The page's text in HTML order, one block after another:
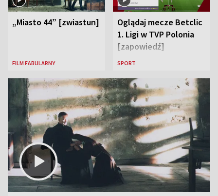
„Miasto 44” [zwiastun]
FILM FABULARNY
Oglądaj mecze Betclic
1. Ligi w TVP Polonia
[zapowiedź]
SPORT